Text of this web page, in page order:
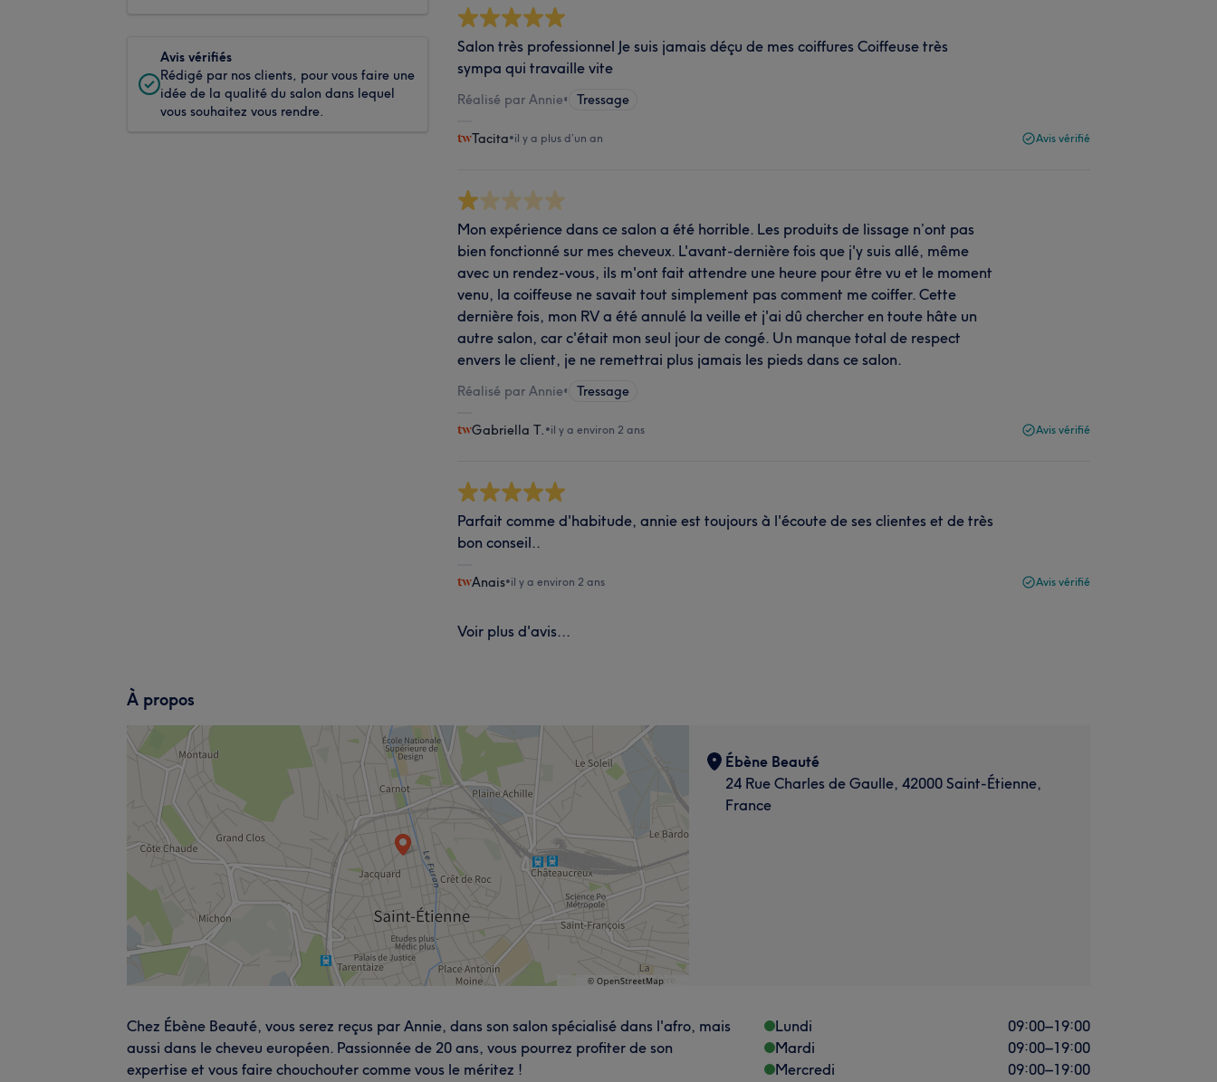
Avis vérifiés
Rédigé par nos clients, pour vous faire une
idée de la qualité du salon dans lequel
vous souhaitez vous rendre.
Salon très professionnel Je suis jamais déçu de mes coiffures Coiffeuse très
sympa qui travaille vite
Réalisé par Annie• Tressage
Tacita•il y a plus d’un an Avis vérifié
Mon expérience dans ce salon a été horrible. Les produits de lissage n’ont pas
bien fonctionné sur mes cheveux. L'avant-dernière fois que j'y suis allé, même
avec un rendez-vous, ils m'ont fait attendre une heure pour être vu et le moment
venu, la coiffeuse ne savait tout simplement pas comment me coiffer. Cette
dernière fois, mon RV a été annulé la veille et j'ai dû chercher en toute hâte un
autre salon, car c'était mon seul jour de congé. Un manque total de respect
envers le client, je ne remettrai plus jamais les pieds dans ce salon.
Réalisé par Annie• Tressage
Gabriella T. •il y a environ 2 ans Avis vérifié
Parfait comme d'habitude, annie est toujours à l'écoute de ses clientes et de très
bon conseil..
Anais•il y a environ 2 ans Avis vérifié
Voir plus d'avis...
À propos
Ébène Beauté
24 Rue Charles de Gaulle, 42000 Saint-Étienne,
France
Chez Ébène Beauté, vous serez reçus par Annie, dans son salon spécialisé dans l'afro, mais
aussi dans le cheveu européen. Passionnée de 20 ans, vous pourrez profiter de son
expertise et vous faire chouchouter comme vous le méritez !
Lundi 09:00–19:00
Mardi
09:00–19:00
Mercredi
09:00–19:00